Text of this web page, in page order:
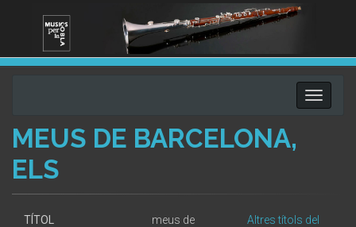
Toggle
MEUS DE BARCELONA,
ELS
TÍTOL
meus de
Altres títols del